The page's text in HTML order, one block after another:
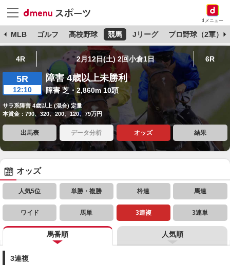
dメニュー
MLB ゴルフ 高校野球 競馬 Jリーグ プロ野球（2軍）
4R 2月12日(土) 2回小倉1日 6R
5R
12:10
障害 4歳以上未勝利
障害 芝・2,860m 10頭
サラ系障害 4歳以上 (混合) 定量
本賞金：790、320、200、120、79万円
出馬表 データ分析 オッズ 結果
オッズ
人気5位 単勝・複勝 枠連 馬連
ワイド 馬単 3連複 3連単
馬番順 人気順
3連複